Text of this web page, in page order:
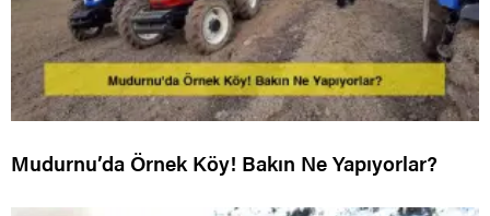
Mudurnu’da Örnek Köy! Bakın Ne Yapıyorlar?